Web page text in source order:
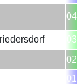
04
03
02
01